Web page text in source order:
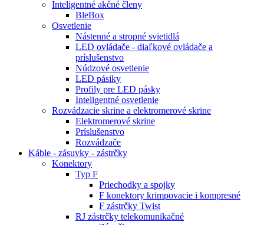
Inteligentné akčné členy
BleBox
Osvetlenie
Nástenné a stropné svietidlá
LED ovládače - diaľkové ovládače a
príslušenstvo
Núdzové osvetlenie
LED pásiky
Profily pre LED pásky
Inteligentné osvetlenie
Rozvádzacie skrine a elektromerové skrine
Elektromerové skrine
Príslušenstvo
Rozvádzače
Káble - zásuvky - zástrčky
Konektory
Typ F
Priechodky a spojky
F konektory krimpovacie i kompresné
F zástrčky Twist
RJ zástrčky telekomunikačné